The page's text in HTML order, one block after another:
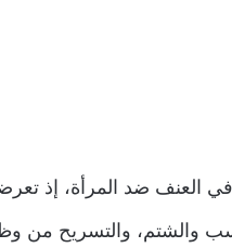
في العنف ضد المرأة، إذ
والشتم، والتسريح من